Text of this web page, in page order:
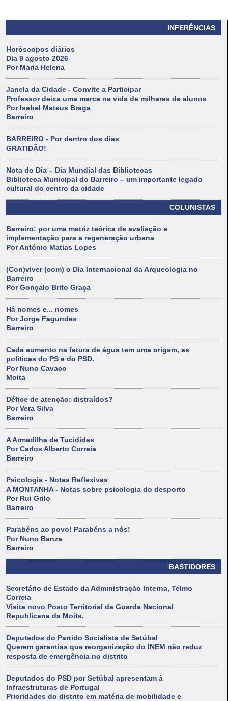
INFERÊNCIAS
Horóscopos diários
Dia 9 agosto 2026
Por Maria Helena
Janela da Cidade - Convite a Participar
Professor deixa uma marca na vida de milhares de alunos
Por Isabel Mateus Braga
Barreiro
BARREIRO - Por dentro dos dias
GRATIDÃO!
Nota do Dia – Dia Mundial das Bibliotecas
Biblioteca Municipal do Barreiro – um importante legado
cultural do centro da cidade
COLUNISTAS
Barreiro: por uma matriz teórica de avaliação e
implementação para a regeneração urbana
Por António Matias Lopes
(Con)viver (com) o Dia Internacional da Arqueologia no
Barreiro
Por Gonçalo Brito Graça
Há nomes e... nomes
Por Jorge Fagundes
Barreiro
Cada aumento na fatura de água tem uma origem, as
políticas do PS e do PSD.
Por Nuno Cavaco
Moita
Défice de atenção: distraídos?
Por Vera Silva
Barreiro
A Armadilha de Tucídides
Por Carlos Alberto Correia
Barreiro
Psicologia - Notas Reflexivas
A MONTANHA - Notas sobre psicologia do desporto
Por Rui Grilo
Barreiro
Parabéns ao povo! Parabéns a nós!
Por Nuno Banza
Barreiro
BASTIDORES
Secretário de Estado da Administração Interna, Telmo
Correia
Visita novo Posto Territorial da Guarda Nacional
Republicana da Moita.
Deputados do Partido Socialista de Setúbal
Querem garantias que reorganização do INEM não reduz
resposta de emergência no distrito
Deputados do PSD por Setúbal apresentam à
Infraestruturas de Portugal
Prioridades do distrito em matéria de mobilidade e